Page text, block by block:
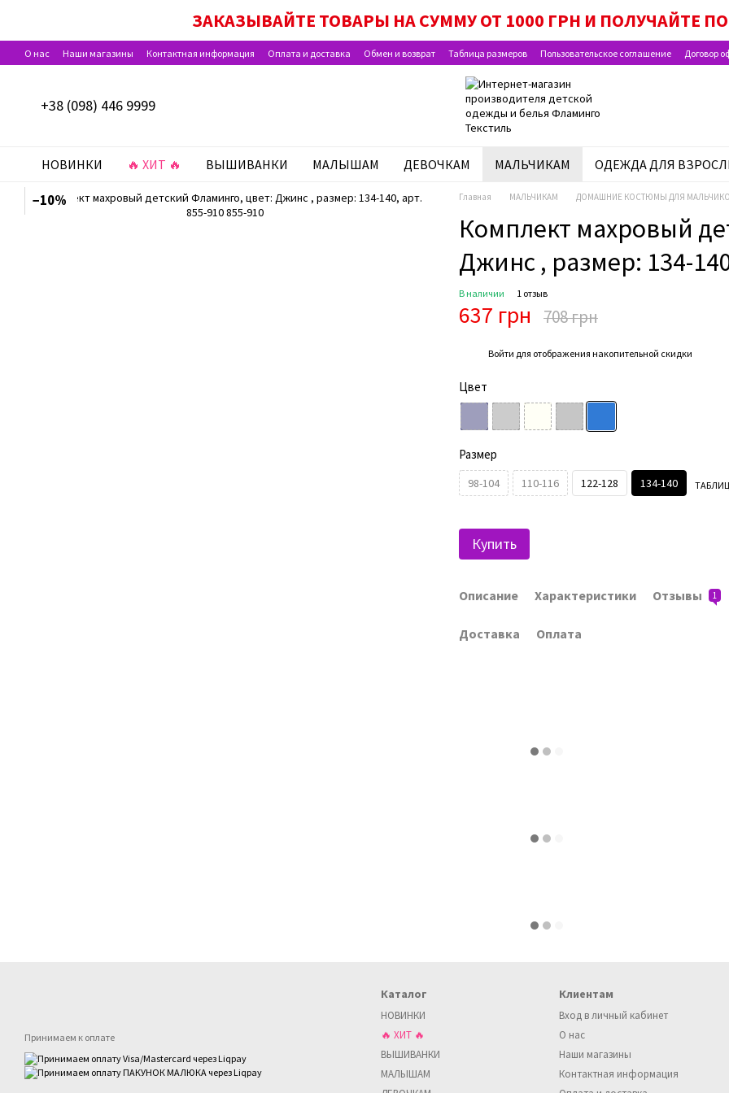
ЗАКАЗЫВАЙТЕ ТОВАРЫ НА СУММУ ОТ 1000 ГРН И ПОЛУЧАЙТЕ
ДЕЙСТВУЮТ АКЦИИ «НАБОР ДЛЯ МАЛЫША», «НАБОР ДЛЯ ШКОЛЬНИКА» И
О нас Наши магазины Контактная информация Оплата и доставка Обмен и возврат Таблица размеров Пользовательское соглашение Договор
Программа лояльности
Отзывы о магазине
+38 (098) 446 9999
НОВИНКИ 🔥 ХИТ 🔥 ВЫШИВАНКИ МАЛЫШАМ ДЕВОЧКАМ МАЛЬЧИКАМ ОДЕЖДА ДЛЯ
−10% Главная МАЛЬЧИКАМ ДОМАШНИЕ КОСТЮМЫ ДЛЯ
Комплект махровый
Джинс , размер: 134-
В наличии 1 отзыв
637 грн 708 грн
Войти для отображения накопительной скидки
Цвет
Размер
98-104 110-116 122-128 134-140
Купить
Описание Характеристики Отзывы 1
Доставка Оплата
Принимаем к оплате
Каталог
НОВИНКИ
🔥 ХИТ 🔥
ВЫШИВАНКИ
МАЛЫШАМ
Клиентам
Вход в личный кабинет
О нас
Наши магазины
Контактная информация